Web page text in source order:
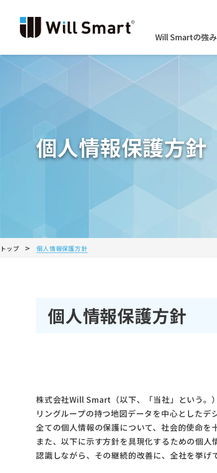
Will Smartの強み
個人情報保護方針
トップ > 個人情報保護方針
個人情報保護方針
株式会社Will Smart（以下、「当社」という。
リングループの持つ地図データを中心とした
全ての個人情報の保護について、社会的使命を
また、以下に示す方針を具現化するための個
認識しながら、その継続的改善に、全社を挙げ